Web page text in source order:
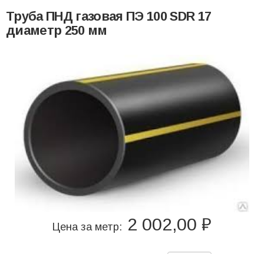
Труба ПНД газовая ПЭ 100 SDR 17
диаметр 250 мм
Цена за метр: 2 002,00 ₽